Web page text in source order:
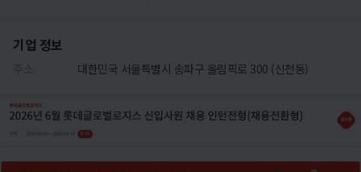
기업 정보
대한민국 서울특별시 송파구 올림픽로 300 (신천동)